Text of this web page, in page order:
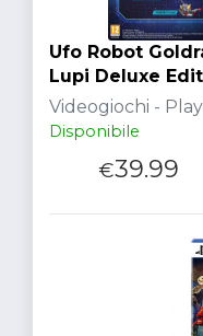
Ufo Robot
Lupi Deluxe
Videogiochi -
Disponibile
€39.99